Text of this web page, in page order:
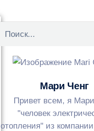
Мари Ченг
Привет всем, я Мари
"человек
отопления" из